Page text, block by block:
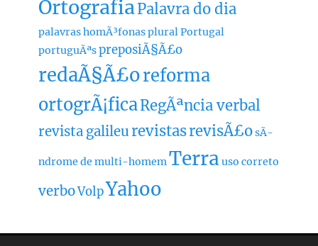
OrtografiaPalavra do dia
palavras homÃ³fonaspluralPortugal
portuguÃªspreposiÃ§Ã£o
redaÃ§Ã£oreforma
ortogrÃ¡ficaRegÃªncia verbal
revista galileurevistasrevisÃ£osÃ­
ndrome de multi-homemTerra uso correto
verboVolpYahoo